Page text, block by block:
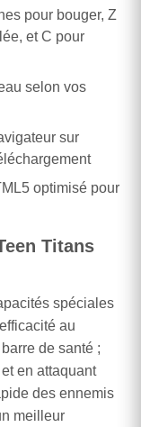
pour bouger, Z
et C pour
selon vos
sur
optimisé pour
Titans
spéciales
au
de santé ;
en attaquant
des ennemis
meilleur